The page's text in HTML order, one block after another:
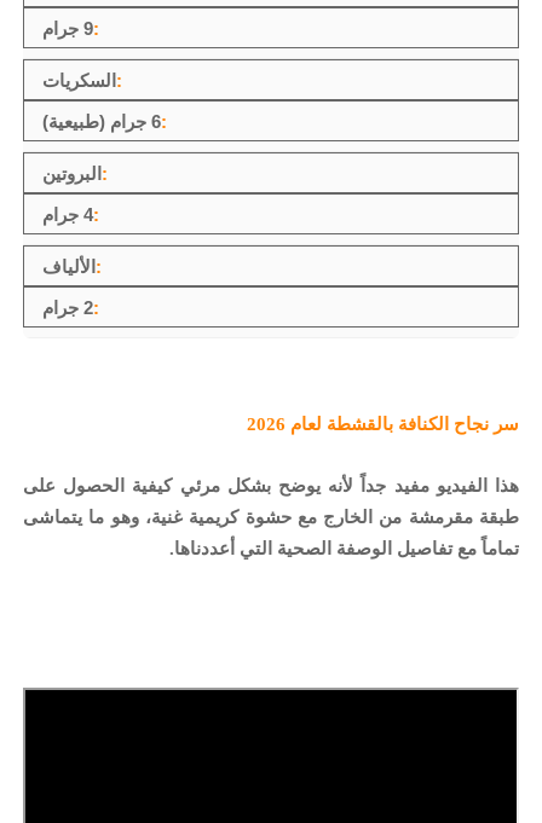
9 جرام
السكريات
6 جرام (طبيعية)
البروتين
4 جرام
الألياف
2 جرام
سر نجاح الكنافة بالقشطة لعام 2026
هذا الفيديو مفيد جداً لأنه يوضح بشكل مرئي كيفية الحصول على
طبقة مقرمشة من الخارج مع حشوة كريمية غنية، وهو ما يتماشى
تماماً مع تفاصيل الوصفة الصحية التي أعددناها.